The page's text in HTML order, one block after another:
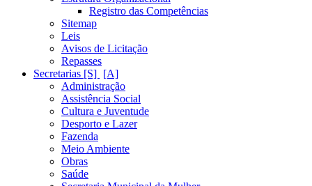
Registro das Competências
Sitemap
Leis
Avisos de Licitação
Repasses
Secretarias [S]
Administração
Assistência Social
Cultura e Juventude
Desporto e Lazer
Fazenda
Meio Ambiente
Obras
Saúde